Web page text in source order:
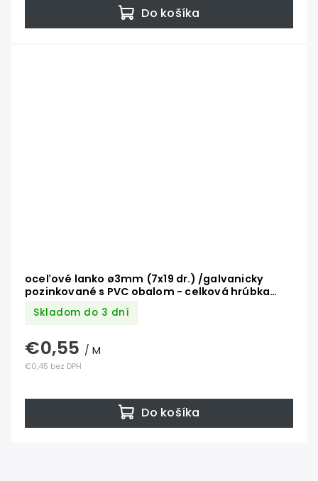
Do košíka
oceľové lanko ø3mm (7x19 dr.) /galvanicky
pozinkované s PVC obalom - celková hrúbka
Skladom do 3 dní
€0,45 bez DPH
€0,55 / M
Do košíka